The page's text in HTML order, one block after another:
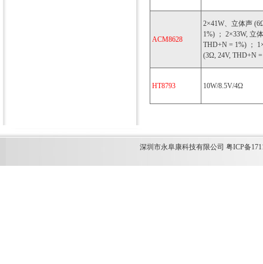
ACM8628
2×41W、立体声
1%) ； 2×33W, 立
THD+N = 1%) ；
(3Ω, 24V, THD+N
HT8793 10W/8.5V/4Ω
深圳市永阜康科技有限公司 粤ICP备